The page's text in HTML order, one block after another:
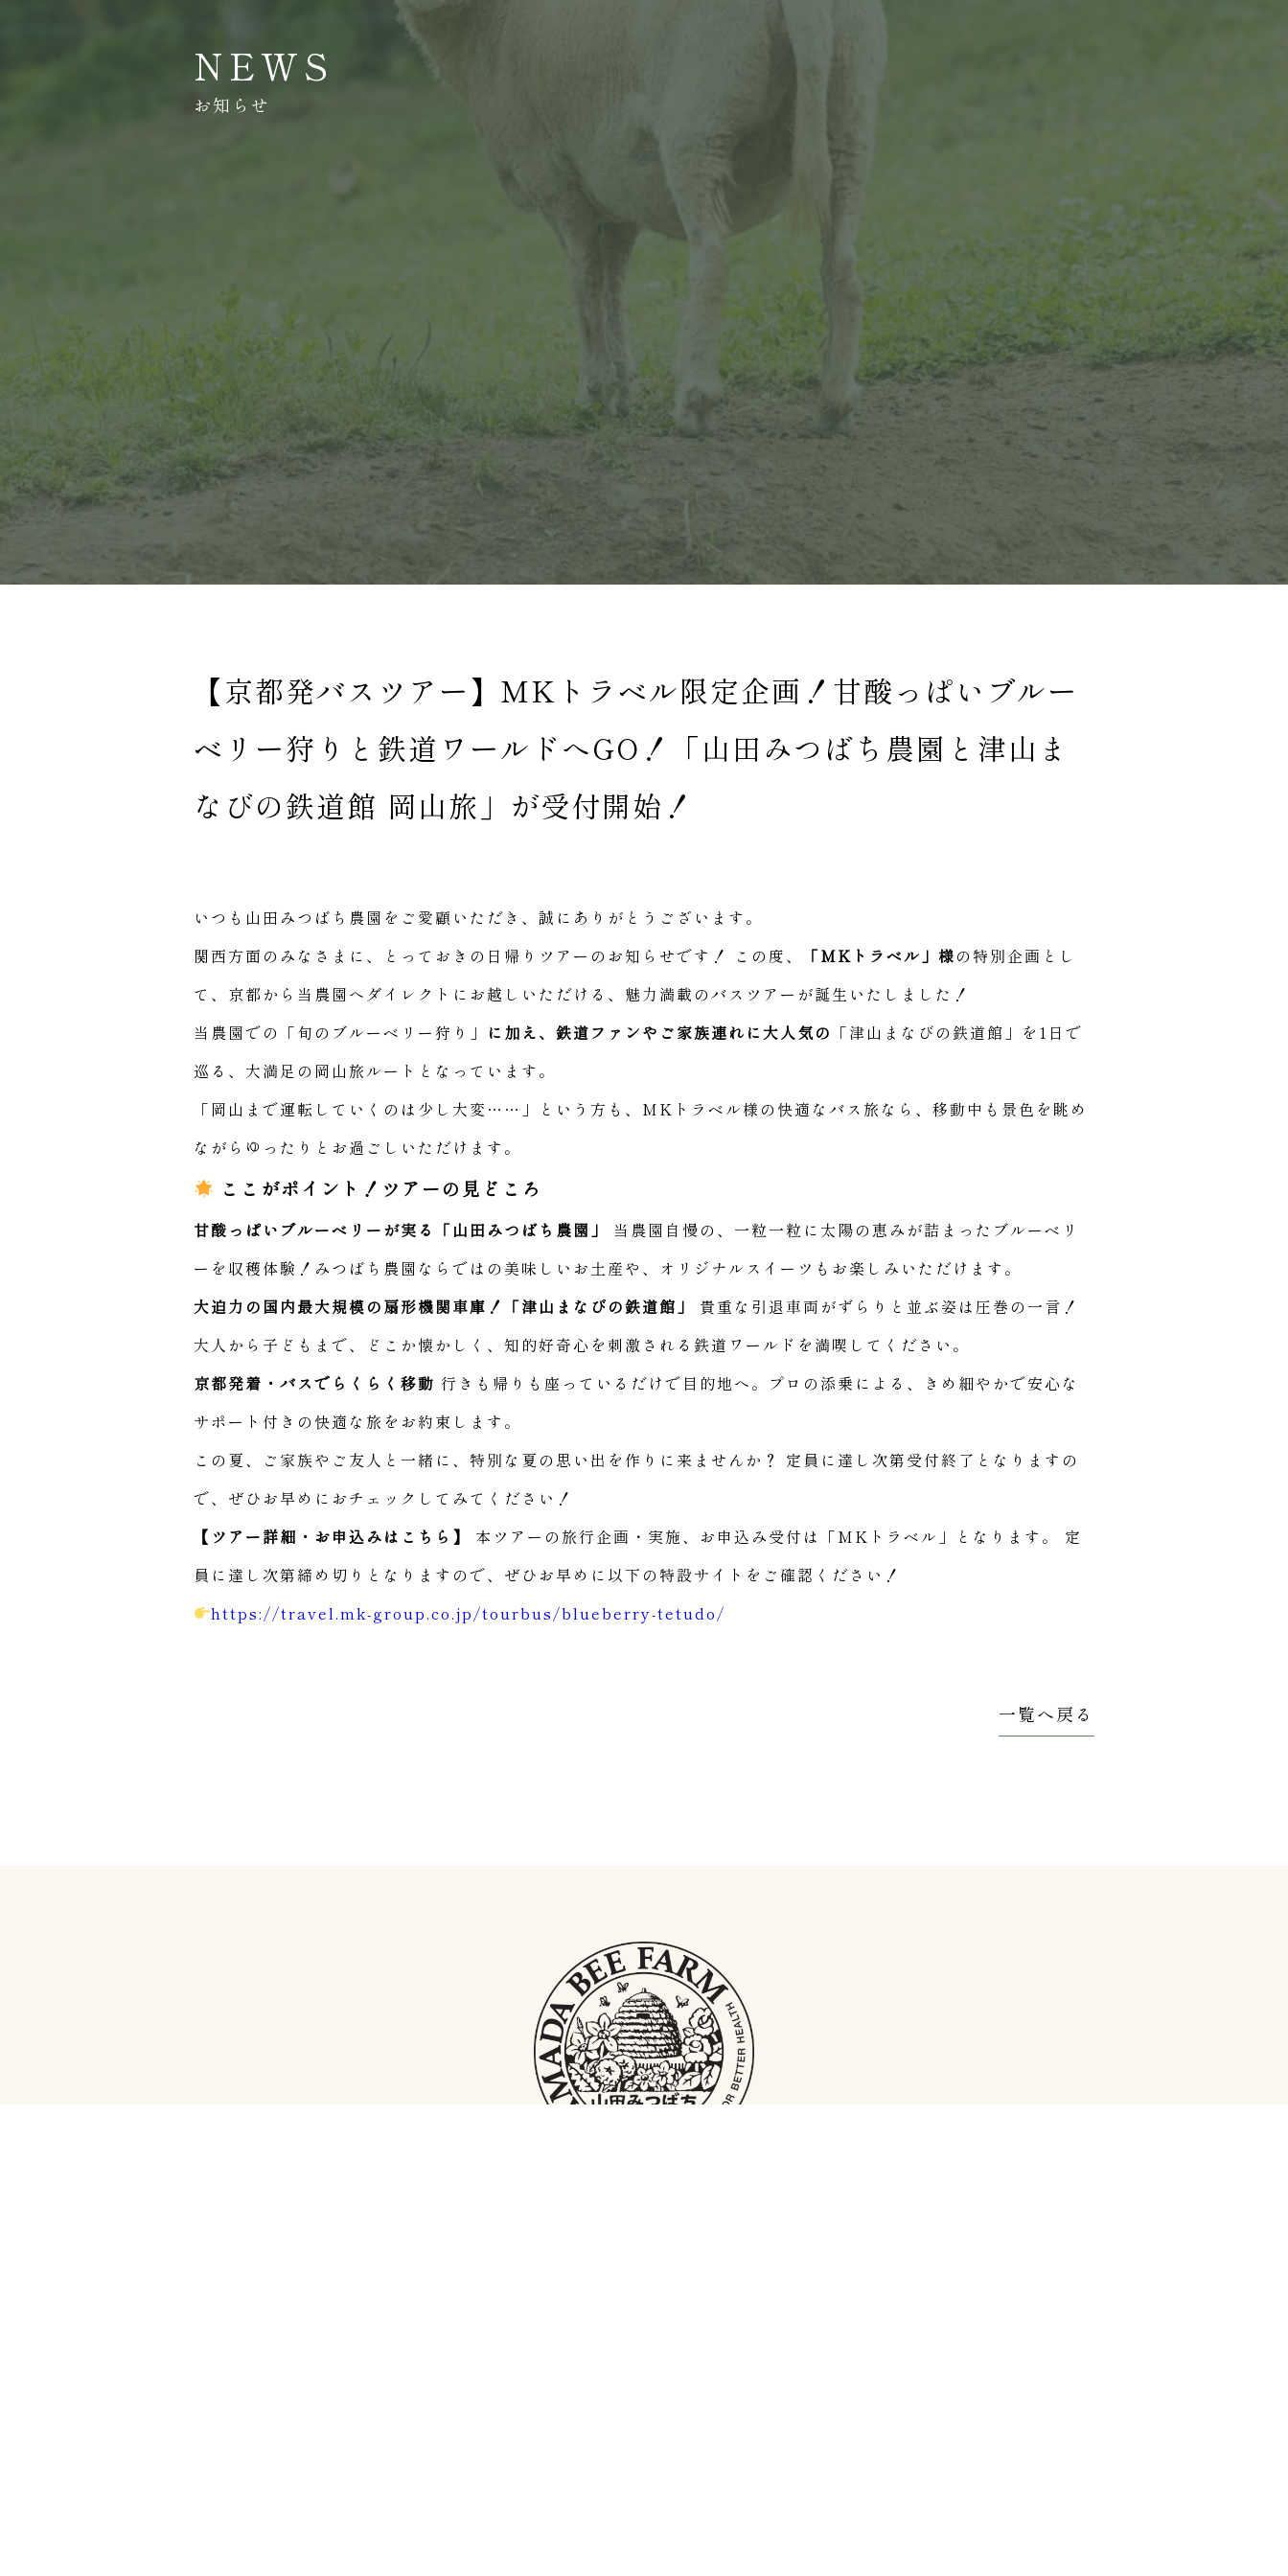
NEWS
お知らせ
【京都発バスツアー】MKトラベル限定企画！甘酸っぱいブルー
ベリー狩りと鉄道ワールドへGO！「山田みつばち農園と津山ま
なびの鉄道館 岡山旅」が受付開始！
いつも山田みつばち農園をご愛顧いただき、誠にありがとうございます。
関西方面のみなさまに、とっておきの日帰りツアーのお知らせです！ この度、
「MKトラベル」様の特別企画とし
て、京都から当農園へダイレクトにお越しいただける、魅力満載のバスツアーが誕生いたしました！
当農園での「旬のブルーベリー狩り」 に加え、鉄道ファンやご家族連れに大人気の 「津山まなびの鉄道館」を1日で
巡る、大満足の岡山旅ルートとなっています。
「岡山まで運転していくのは少し大変……」という方も、MKトラベル様の快適なバス旅なら、移動中も景色を眺め
ながらゆったりとお過ごしいただけます。
ここがポイント！ツアーの見どころ
甘酸っぱいブルーベリーが実る「山田みつばち農園」
当農園自慢の、一粒一粒に太陽の恵みが詰まったブルーベリ
ーを収穫体験！みつばち農園ならではの美味しいお土産や、オリジナルスイーツもお楽しみいただけます。
大迫力の国内最大規模の扇形機関車庫！「津山まなびの鉄道館」
貴重な引退車両がずらりと並ぶ姿は圧巻の一言！
大人から子どもまで、どこか懐かしく、知的好奇心を刺激される鉄道ワールドを満喫してください。
京都発着・バスでらくらく移動 行きも帰りも座っているだけで目的地へ。プロの添乗による、きめ細やかで安心な
サポート付きの快適な旅をお約束します。
この夏、ご家族やご友人と一緒に、特別な夏の思い出を作りに来ませんか？ 定員に達し次第受付終了となりますの
で、ぜひお早めにおチェックしてみてください！
【ツアー詳細・お申込みはこちら】
本ツアーの旅行企画・実施、お申込み受付は「MKトラベル」となります。 定
員に達し次第締め切りとなりますので、ぜひお早めに以下の特設サイトをご確認ください！
https://travel.mk-group.co.jp/tourbus/blueberry-tetudo/
一覧へ戻る